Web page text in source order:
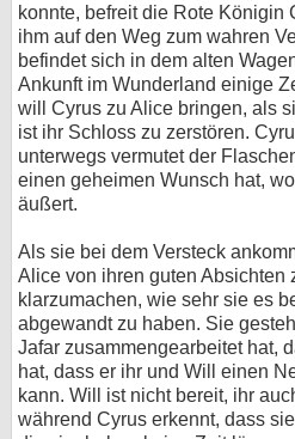
konnte, befreit die Rote Königin
ihm auf den Weg zum wahren
befindet sich in dem alten
Ankunft im Wunderland einige
will Cyrus zu Alice bringen, als
ist ihr Schloss zu zerstören.
unterwegs vermutet der
einen geheimen Wunsch hat,
äußert.
Als sie bei dem Versteck
Alice von ihren guten Absichten
klarzumachen, wie sehr sie es
abgewandt zu haben. Sie
Jafar zusammengearbeitet hat,
hat, dass er ihr und Will einen
kann. Will ist nicht bereit, ihr
während Cyrus erkennt, dass